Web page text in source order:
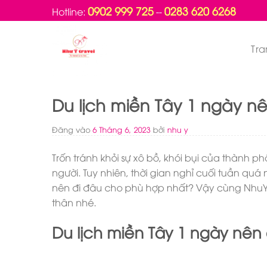
qua
Hotline: 0902 999 725--0283 620 6268
Du lịch miền Tây 1 ngày
Đăng vào 6 Tháng 6, 2023 bởi nhu y
Trốn tránh khỏi sự xô bồ, khói bụi của thành
người. Tuy nhiên, thời gian nghỉ cuối tuần
nên đi đâu cho phù hợp nhất? Vậy cùng
thân nhé.
Du lịch miền Tây 1 ngày